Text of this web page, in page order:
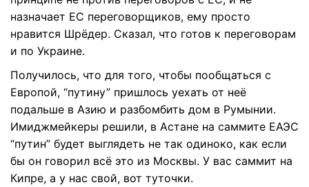
назначает ЕС переговорщиков, ему просто
нравится Шрёдер. Сказал, что готов к переговорам
и по Украине.
Получилось, что для того, чтобы пообщаться с
Европой, “путину” пришлось уехать от неё
подальше в Азию и разбомбить дом в Румынии.
Имиджмейкеры решили, в Астане на саммите ЕАЭС
“путин” будет выглядеть не так одиноко, как если
бы он говорил всё это из Москвы. У вас саммит на
Кипре, а у нас свой, вот туточки.